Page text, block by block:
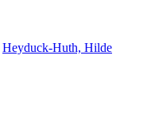
Heyduck-Huth, Hilde